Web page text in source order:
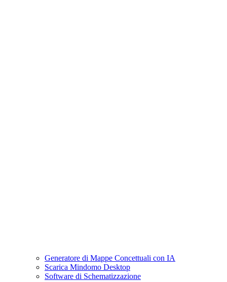
Generatore di Mappe Concettuali con IA
Scarica Mindomo Desktop
Software di Schematizzazione